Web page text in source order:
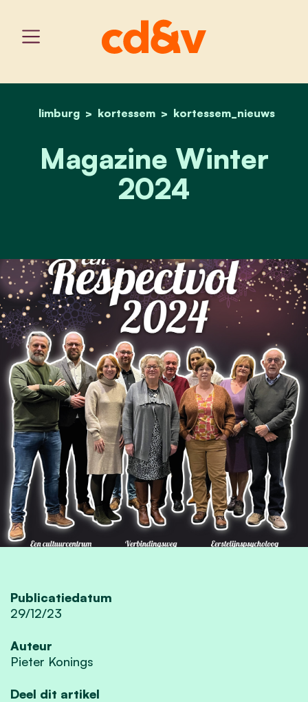
home
limburg kortessem kortessem_nieuws
magazine winter 2024
Magazine Winter
2024
Publicatiedatum
29/12/23
Auteur
Pieter Konings
Deel dit artikel